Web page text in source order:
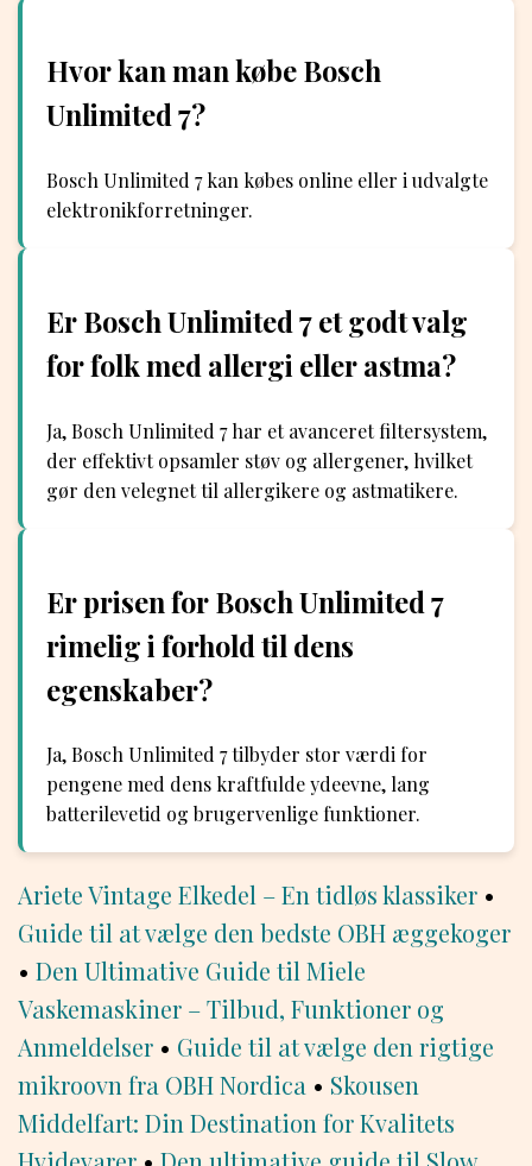
Hvor kan man købe Bosch
Unlimited 7?
Bosch Unlimited 7 kan købes online eller i udvalgte
elektronikforretninger.
Er Bosch Unlimited 7 et godt valg
for folk med allergi eller astma?
Ja, Bosch Unlimited 7 har et avanceret filtersystem,
der effektivt opsamler støv og allergener, hvilket
gør den velegnet til allergikere og astmatikere.
Er prisen for Bosch Unlimited 7
rimelig i forhold til dens
egenskaber?
Ja, Bosch Unlimited 7 tilbyder stor værdi for
pengene med dens kraftfulde ydeevne, lang
batterilevetid og brugervenlige funktioner.
Ariete Vintage Elkedel – En tidløs klassiker •
Guide til at vælge den bedste OBH æggekoger
• Den Ultimative Guide til Miele
Vaskemaskiner – Tilbud, Funktioner og
Anmeldelser • Guide til at vælge den rigtige
mikroovn fra OBH Nordica • Skousen
Middelfart: Din Destination for Kvalitets